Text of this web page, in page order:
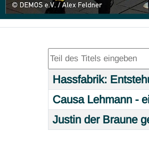
Teil des Titels eingeben
Title
Hassfabrik:
Causa Lehmann -
Justin der Braune